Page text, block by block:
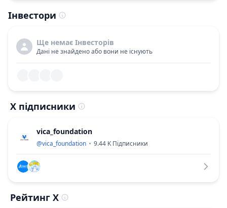
Інвестори
Ще немає Інвесторів
Дані не знайдено або вони не існують
X підписники
vica_foundation
@vica_foundation 9.44 K Підписники
Рейтинг X